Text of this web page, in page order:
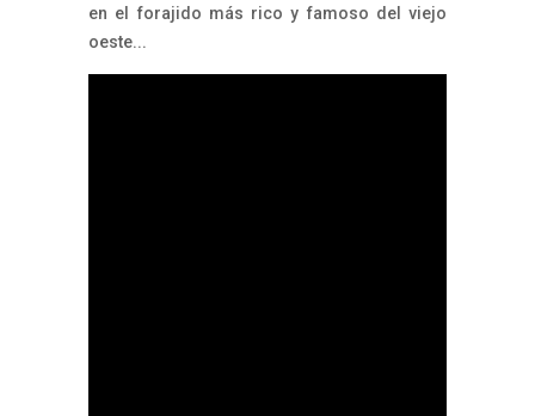
en el forajido más rico y famoso del viejo
oeste...